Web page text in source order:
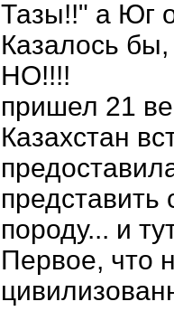
Тазы!!" а Юг
Казалось
НО!!!!
пришел 21
Казахстан
породу... и
Первое, что